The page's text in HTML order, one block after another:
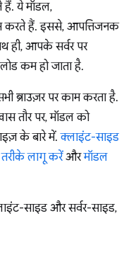
हैं. ये मॉडल,
करते हैं. इससे, आपत्तिजनक
ही, आपके सर्वर पर
कम हो जाता है.
ब्राउज़र पर काम करता है.
तौर पर, मॉडल को
के बारे में.क्लाइंट-साइड
लागू करेंऔरमॉडल
साइड और सर्वर-साइड,